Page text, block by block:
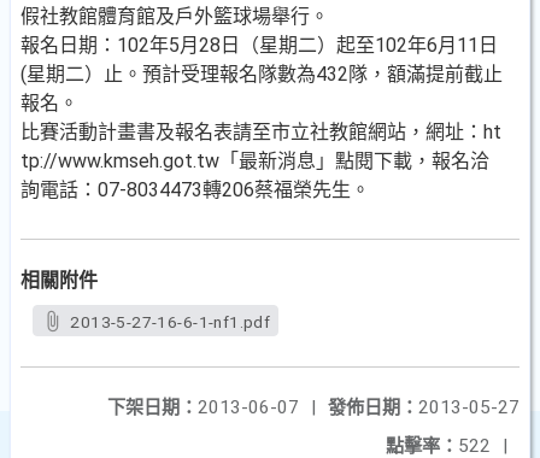
假社教館體育館及戶外籃球場舉行。
報名日期：102年5月28日（星期二）起至102年6月11日
(星期二）止。預計受理報名隊數為432隊，額滿提前截止
報名。
比賽活動計畫書及報名表請至市立社教館網站，網址：ht
tp://www.kmseh.got.tw「最新消息」點閱下載，報名洽
詢電話：07-8034473轉206蔡福榮先生。
相關附件
2013-5-27-16-6-1-nf1.pdf
發佈日期： 2013-05-27
下架日期： 2013-06-07
|
點擊率： 522 |